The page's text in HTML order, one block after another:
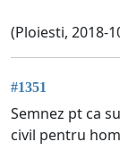
(Ploiesti, 2018-
#1351
Semnez pt ca
civil pentru